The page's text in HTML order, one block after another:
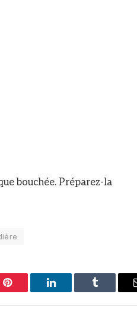
bouchée. Préparez-la
Pinterest LinkedIn Tumblr